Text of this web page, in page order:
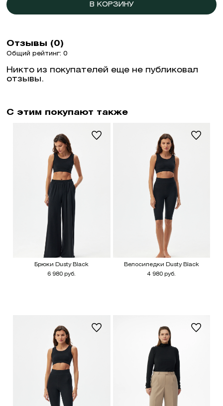
В КОРЗИНУ
Отзывы (0)
Общий рейтинг: 0
Никто из покупателей еще не публиковал
отзывы.
С этим покупают также
Брюки Dusty Black
6 980 руб.
Велосипедки Dusty Black
4 980 руб.